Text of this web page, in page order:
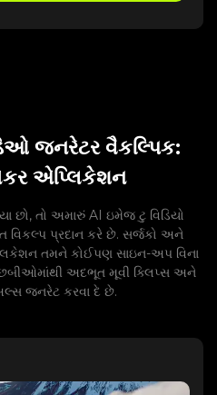
જનરેટર વૈકલ્પિક:
એપ્લિકેશન
છો, તો અમારું AI ઇમેજ ટુ વિડિયો
વિકલ્પ પ્રદાન કરે છે. સર્જકો અને
તમને કોઈપણ સાઇન-અપ વિના
અદભૂત મૂવી ક્લિપ્સ અને
જનરેટ કરવા દે છે.